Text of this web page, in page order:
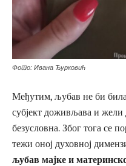
Фото: Ивана Ђурковић
Међутим, љубав не би
субјект доживљава и жели
безусловна. Због тога се
тежи оној духовној
љубав мајке и